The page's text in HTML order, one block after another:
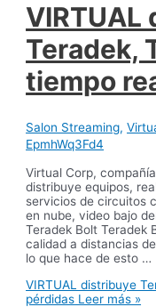
Teradek,
tiempo
Salon Streaming,
EpmhWq3Fd4
Virtual Corp,
distribuye equipos,
servicios de circuitos
en nube, video bajo
Teradek Bolt Teradek
calidad a distancias
lo que hace de esto …
VIRTUAL distribuye
pérdidas Leer más »